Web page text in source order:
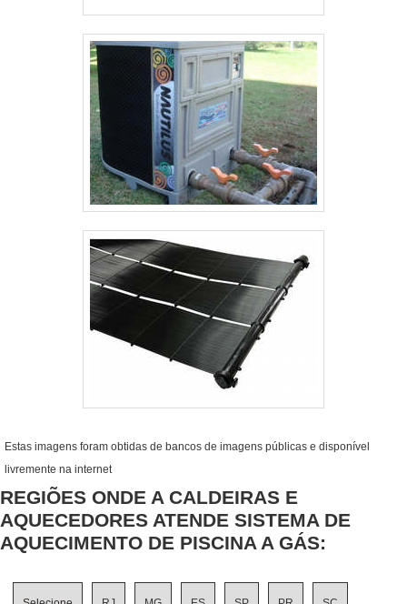
Estas imagens foram obtidas de bancos de imagens públicas e disponível
livremente na internet
REGIÕES ONDE A CALDEIRAS E
AQUECEDORES ATENDE SISTEMA DE
AQUECIMENTO DE PISCINA A GÁS: